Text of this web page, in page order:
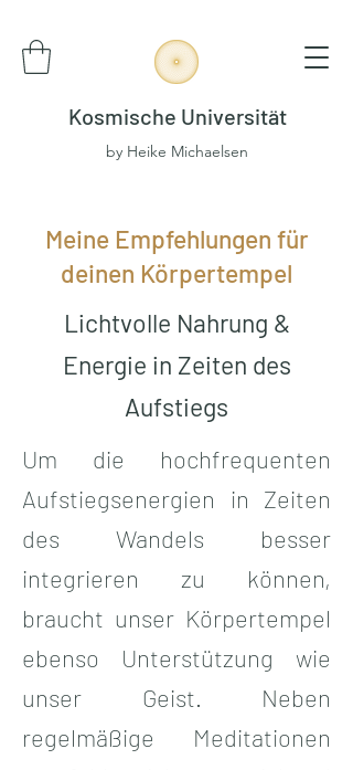
Kosmische Universität
by Heike Michaelsen
Meine Empfehlungen für
deinen Körpertempel
Lichtvolle Nahrung &
Energie in Zeiten des
Aufstiegs
Um die hochfrequenten
Aufstiegsenergien in Zeiten
des Wandels besser
integrieren zu können,
braucht unser Körpertempel
ebenso Unterstützung wie
unser Geist. Neben
regelmäßige Meditationen